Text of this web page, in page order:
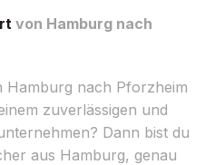
von Hamburg nach
Hamburg nach Pforzheim
zuverlässigen und
Dann bist du
aus Hamburg, genau